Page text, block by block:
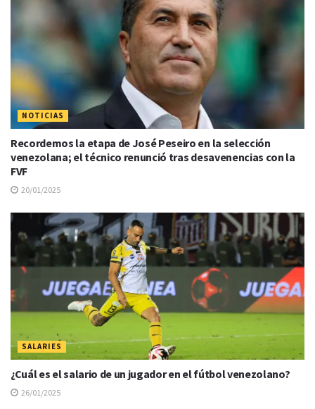
NOTICIAS
Recordemos la etapa de José Peseiro en la selección
venezolana; el técnico renunció tras desavenencias con la
FVF
20/01/2025
SALARIES
¿Cuál es el salario de un jugador en el fútbol venezolano?
26/01/2025